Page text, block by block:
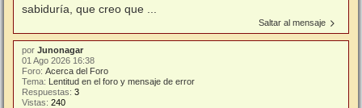
sabiduría, que creo que ...
Saltar al mensaje
por Junonagar
01 Ago 2026 16:38
Foro: Acerca del Foro
Tema: Lentitud en el foro y mensaje de error
Respuestas: 3
Vistas: 240